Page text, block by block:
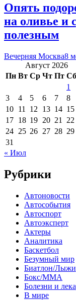
Опять
на оливье и
полезным
Вечерняя Москва8
Август 2026
Пн Вт Ср Чт Пт Сб
1
3
4 5 6 7 8
10 11 12 13 14 15
17 18 19 20 21 22
24 25 26 27 28 29
31
« Июл
Рубрики
Автоновости
Автособытия
Автоспорт
Автоэксперт
Актеры
Аналитика
Баскетбол
Безумный мир
Биатлон/Лыжи
Бокс/MMA
Болезни и
В мире